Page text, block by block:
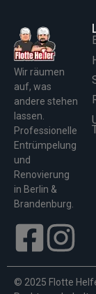
Wir räumen
auf, was
andere stehen
lassen.
Professionelle
Entrümpelung
und
Renovierung
in Berlin &
Brandenburg.
© 2025 Flotte